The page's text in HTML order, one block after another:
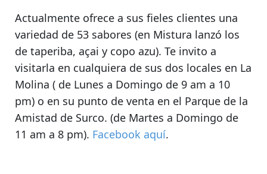
Actualmente ofrece a sus fieles clientes una
variedad de 53 sabores (en Mistura lanzó los
de taperiba, açai y copo azu). Te invito a
visitarla en cualquiera de sus dos locales en La
Molina ( de Lunes a Domingo de 9 am a 10
pm) o en su punto de venta en el Parque de la
Amistad de Surco. (de Martes a Domingo de
11 am a 8 pm). Facebook aquí.